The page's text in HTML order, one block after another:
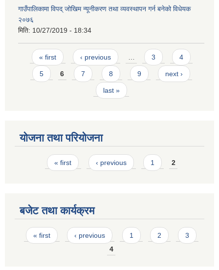
गाउँपालिकामा विपद् जोखिम न्यूनीकरण तथा व्यवस्थापन गर्न बनेको विधेयक
२०७६
मिति: 10/27/2019 - 18:34
Pages
« first ‹ previous 3 4
5 6 7 8 9 next ›
last »
योजना तथा परियोजना
Pages« first ‹ previous 1 2
बजेट तथा कार्यक्रम
Pages
« first ‹ previous 1 2
3
4